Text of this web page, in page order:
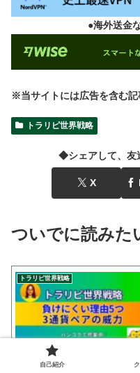
●海外送金
※当サイトには広告を含む記
トラリピ世界戦略
◆シェアして、友
X
ついでに読みた
トラリピ世界戦略
【トラリピ世界戦略】
自己紹介